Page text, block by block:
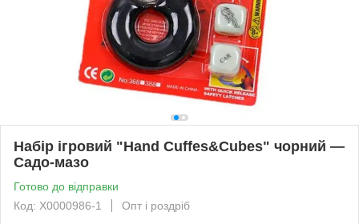
Набір ігровий "Hand Cuffes&Cubes" чорний —
Садо-мазо
Готово до відправки
Код: X0000986-1
Опт і роздріб